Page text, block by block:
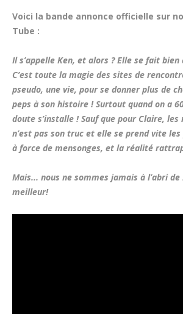
Voici la bande annonce officielle sur
Tube :
Il s’appelle Ken, et alors ? Elle se fait
C’est toute la magie des sites de
pseudo, une vie, pour se donner plus de
peps à son histoire ! Surtout quand on a
doute s’installe ! Sauf que pour Claire, les
n’est pas son truc et elle se prend vite
à force de mensonges, et la réalité
Mais... nous ne sommes jamais à l’abri
meilleur!